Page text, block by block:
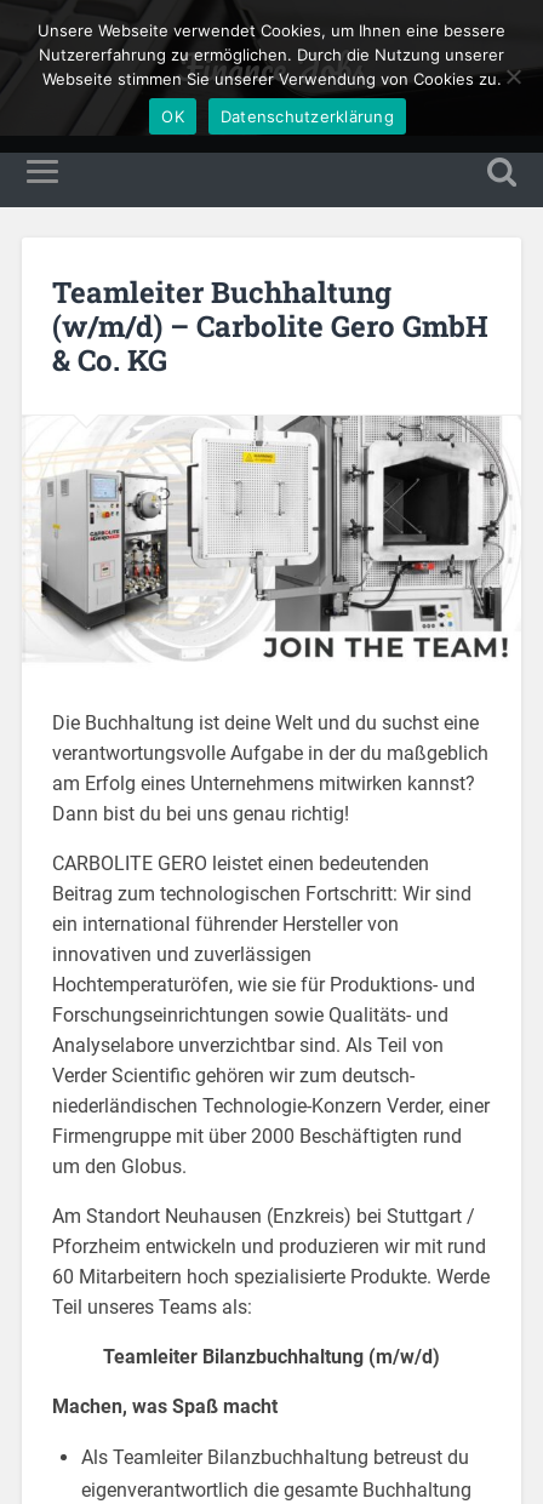
Finance Jobs
Teamleiter Buchhaltung
(w/m/d) – Carbolite Gero GmbH
& Co. KG
Die Buchhaltung ist deine Welt und du suchst eine
verantwortungsvolle Aufgabe in der du maßgeblich
am Erfolg eines Unternehmens mitwirken kannst?
Dann bist du bei uns genau richtig!
CARBOLITE GERO leistet einen bedeutenden
Beitrag zum technologischen Fortschritt: Wir sind
ein international führender Hersteller von
innovativen und zuverlässigen
Hochtemperaturöfen, wie sie für Produktions- und
Forschungseinrichtungen sowie Qualitäts- und
Analyselabore unverzichtbar sind. Als Teil von
Verder Scientific gehören wir zum deutsch-
niederländischen Technologie-Konzern Verder, einer
Firmengruppe mit über 2000 Beschäftigten rund
um den Globus.
Am Standort Neuhausen (Enzkreis) bei Stuttgart /
Pforzheim entwickeln und produzieren wir mit rund
60 Mitarbeitern hoch spezialisierte Produkte. Werde
Teil unseres Teams als:
Teamleiter Bilanzbuchhaltung (m/w/d)
Machen, was Spaß macht
Als Teamleiter Bilanzbuchhaltung betreust du
eigenverantwortlich die gesamte Buchhaltung
Unsere Webseite verwendet Cookies, um Ihnen eine bessere
Nutzererfahrung zu ermöglichen. Durch die Nutzung unserer
Webseite stimmen Sie unserer Verwendung von Cookies zu.
OK
Datenschutzerklärung